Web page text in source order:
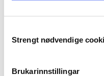
Selection
Strengt nødvendige
Brukarinnstillingar
Vi leser!
gir
som morsmål. Gjennom